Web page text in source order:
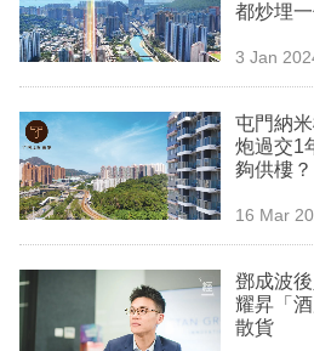
投
資
樓
市
理
商
業
都炒埋
3 Jan
屯門納
炮過交1
夠供樓？
16 Mar
鄧成波
耀昇「
散貨